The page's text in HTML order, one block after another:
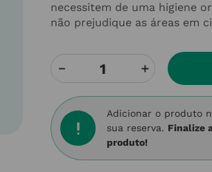
necessitem de uma higiene
não prejudique as áreas em
＋
－
Adicionar o produto
sua reserva. Finalize
produto!